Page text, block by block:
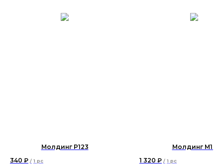
Молдинг P123
340 ₽ / 1 pc
Молдинг М13
1 320 ₽ / 1 pc